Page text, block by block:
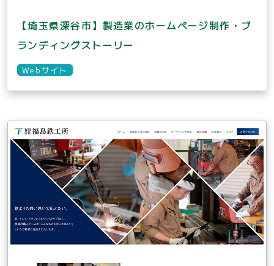
【埼玉県深谷市】製造業のホームページ制作・ブ
ランディングストーリー
Webサイト